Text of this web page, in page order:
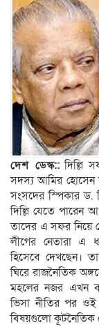
দেশ ডেস্ক::দিল্লি
সদস্য আমির হোসেন
সংসদের স্পিকার ড.
দিল্লি যেতে পারেন
তাদের এ সফর নিয়ে
লীগের নেতারা এ
হিসেবে দেখছেন।
ঘিরে রাজনৈতিক
মহলের নজর এখন
ভিসা নীতির পর
বিষয়গুলো কূটনৈতিক